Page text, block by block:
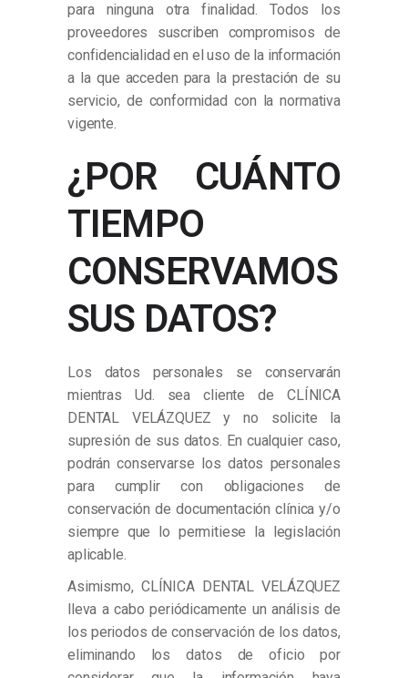
para ninguna otra finalidad. Todos los
proveedores suscriben compromisos de
confidencialidad en el uso de la información
a la que acceden para la prestación de su
servicio, de conformidad con la normativa
vigente.
¿POR CUÁNTO
TIEMPO
CONSERVAMOS
SUS DATOS?
Los datos personales se conservarán
mientras Ud. sea cliente de CLÍNICA
DENTAL VELÁZQUEZ y no solicite la
supresión de sus datos. En cualquier caso,
podrán conservarse los datos personales
para cumplir con obligaciones de
conservación de documentación clínica y/o
siempre que lo permitiese la legislación
aplicable.
Asimismo, CLÍNICA DENTAL VELÁZQUEZ
lleva a cabo periódicamente un análisis de
los periodos de conservación de los datos,
eliminando los datos de oficio por